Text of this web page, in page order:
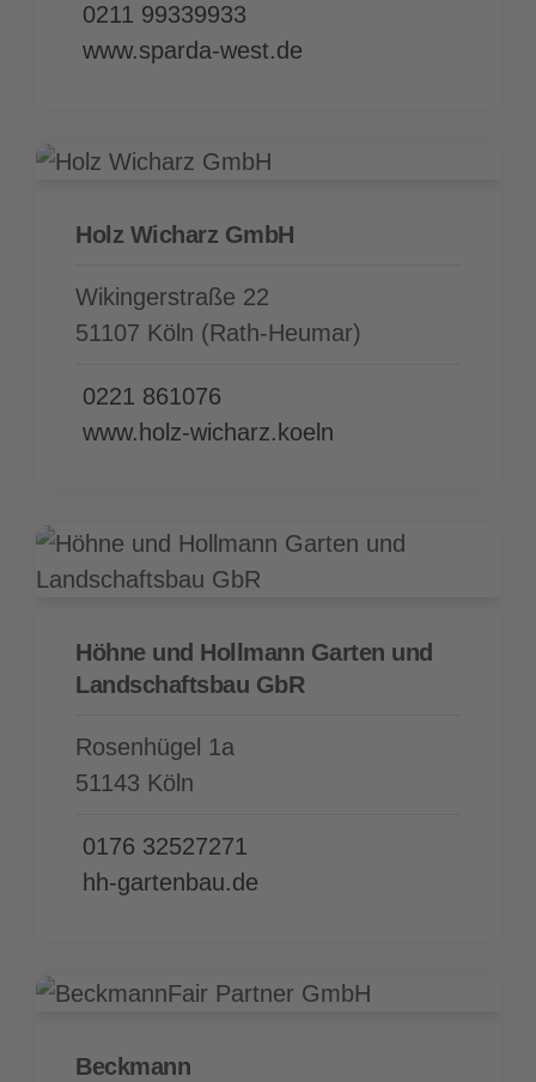
0211 99339933
www.sparda-west.de
Holz Wicharz GmbH
Wikingerstraße 22
51107 Köln (Rath-Heumar)
0221 861076
www.holz-wicharz.koeln
Höhne und Hollmann Garten und
Landschaftsbau GbR
Rosenhügel 1a
51143 Köln
0176 32527271
hh-gartenbau.de
Beckmann